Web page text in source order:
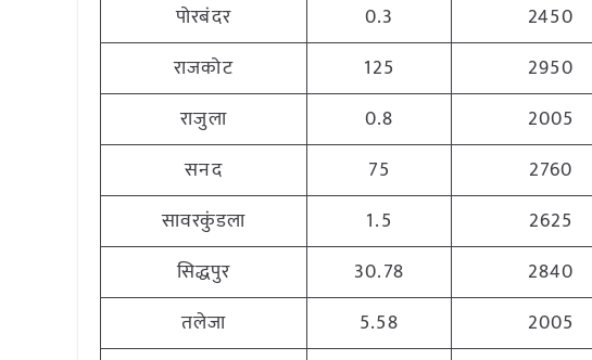
पोरबंदर
0.3 2450
राजकोट
125 2950
राजुला
0.8 2005
सनद
75 2760
सावरकुंडला
1.5 2625
सिद्धपुर
30.78 2840
तलेजा
5.58 2005